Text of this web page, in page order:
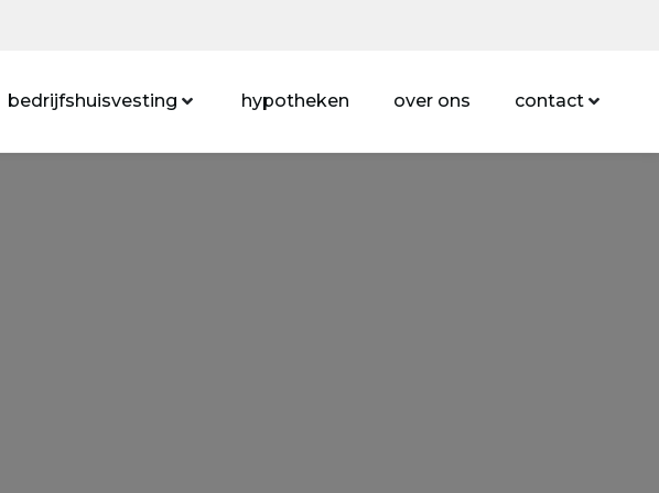
bedrijfshuisvesting hypotheken over ons contact